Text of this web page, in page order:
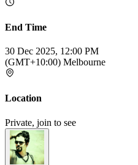
End Time
30 Dec 2025, 12:00 PM
(GMT+10:00) Melbourne
Location
Private, join to see